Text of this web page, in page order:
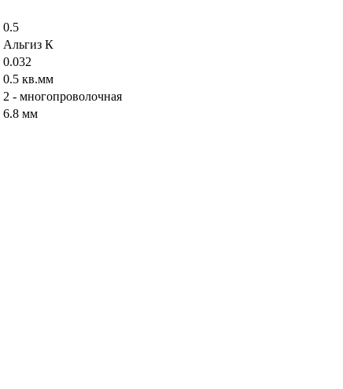
0.5
Альгиз К
0.032
0.5 кв.мм
2 - многопроволочная
6.8 мм